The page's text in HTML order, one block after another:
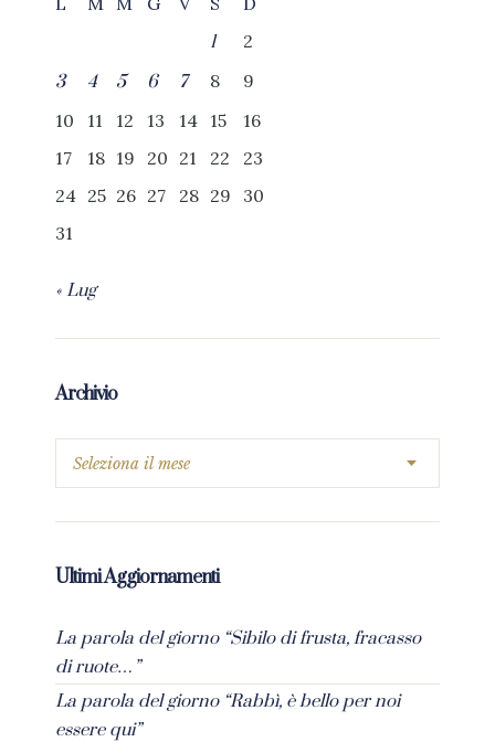
1
2
3
4 5 6 7 8
9
10
11 12 13 14 15
16
17
18 19 20 21 22
23
24 25 26 27 28 29
30
31
« Lug
Archivio
Ultimi Aggiornamenti
La parola del giorno “Sibilo di frusta, fracasso
di ruote…”
La parola del giorno “Rabbì, è bello per noi
essere qui”